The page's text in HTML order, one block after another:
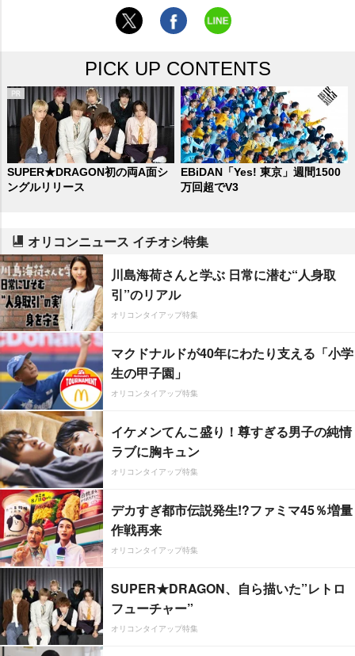
PICK UP CONTENTS
SUPER★DRAGON初の両A面シ
ングルリリース
EBiDAN「Yes! 東京」週間1500
万回超でV3
オリコンニュース イチオシ特集
川島海荷さんと学ぶ 日常に潜む“人身取
引”のリアル
オリコンタイアップ特集
マクドナルドが40年にわたり支える「小学
生の甲子園」
オリコンタイアップ特集
イケメンてんこ盛り！尊すぎる男子の純情
ラブに胸キュン
オリコンタイアップ特集
デカすぎ都市伝説発生!?ファミマ45％増量
作戦再来
オリコンタイアップ特集
SUPER★DRAGON、自ら描いた”レトロ
フューチャー”
オリコンタイアップ特集